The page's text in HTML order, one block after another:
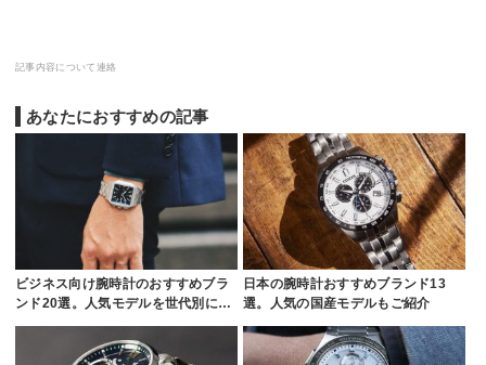
記事内容について連絡
あなたにおすすめの記事
ビジネス向け腕時計のおすすめブラ
ンド20選。人気モデルを世代別に…
日本の腕時計おすすめブランド13
選。人気の国産モデルもご紹介